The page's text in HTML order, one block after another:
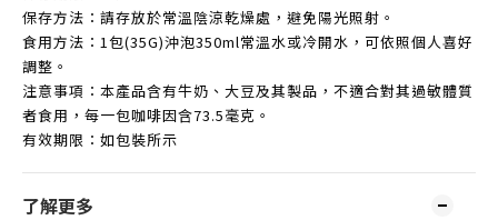
保存方法：請存放於常溫陰涼乾燥處，避免陽光照射。
食用方法：1包(35G)沖泡350ml常溫水或冷開水，可依照個人喜好
調整。
注意事項：本產品含有牛奶、大豆及其製品，不適合對其過敏體質
者食用，每一包咖啡因含73.5毫克。
有效期限：如包裝所示
了解更多